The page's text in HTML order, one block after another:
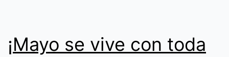
¡Mayo se vive con toda